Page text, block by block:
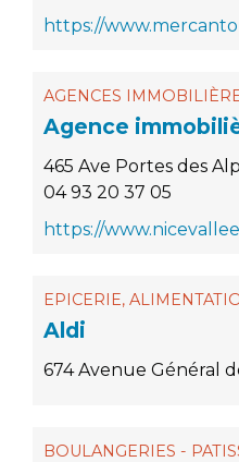
https://
AGENCES
Agence
465 Ave Portes des
04 93 20 37 05
https://
EPICERIE,
Aldi
674 Avenue Général
BOULANGERIES -